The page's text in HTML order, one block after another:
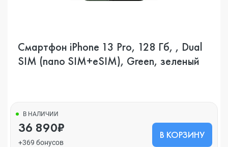
Смартфон iPhone 13 Pro, 128 Гб, , Dual
SIM (nano SIM+eSIM), Green, зеленый
В НАЛИЧИИ
36 890₽
+369 бонусов
В КОРЗИНУ